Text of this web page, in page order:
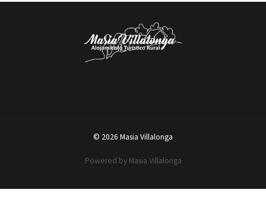
© 2026 Masia Villalonga
Powered by Masia Villalonga